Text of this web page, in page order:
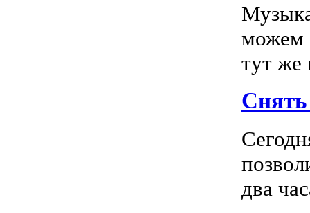
можем
тут же
Снять
два